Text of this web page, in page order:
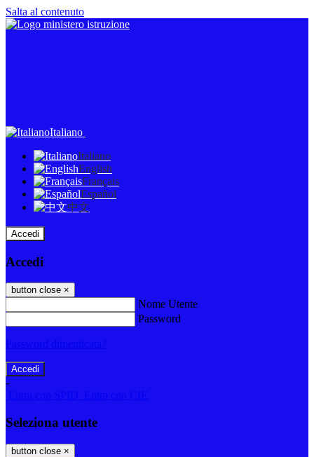
Salta al contenuto
Italiano
Italiano
English
Français
Español
中文
Accedi
Accedi
button close ×
Nome Utente
Password
-
Seleziona utente
button close ×